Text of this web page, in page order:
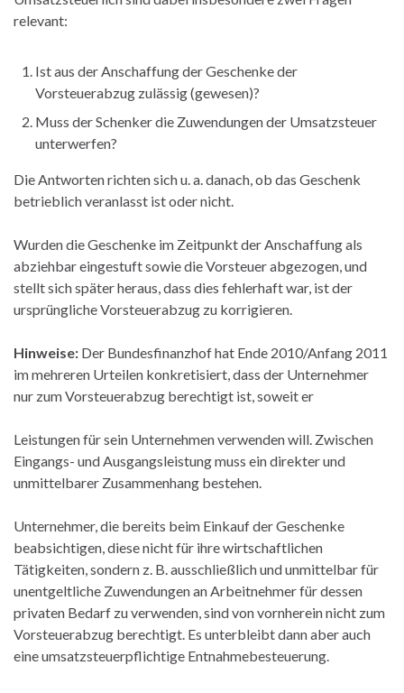
relevant:
Ist aus der Anschaffung der Geschenke der
Vorsteuerabzug zulässig (gewesen)?
Muss der Schenker die Zuwendungen der Umsatzsteuer
unterwerfen?
Die Antworten richten sich u. a. danach, ob das Geschenk
betrieblich veranlasst ist oder nicht.
Wurden die Geschenke im Zeitpunkt der Anschaffung als
abziehbar eingestuft sowie die Vorsteuer abgezogen, und
stellt sich später heraus, dass dies fehlerhaft war, ist der
ursprüngliche Vorsteuerabzug zu korrigieren.
Hinweise: Der Bundesfinanzhof hat Ende 2010/Anfang 2011
im mehreren Urteilen konkretisiert, dass der Unternehmer
nur zum Vorsteuerabzug berechtigt ist, soweit er
Leistungen für sein Unternehmen verwenden will. Zwischen
Eingangs- und Ausgangsleistung muss ein direkter und
unmittelbarer Zusammenhang bestehen.
Unternehmer, die bereits beim Einkauf der Geschenke
beabsichtigen, diese nicht für ihre wirtschaftlichen
Tätigkeiten, sondern z. B. ausschließlich und unmittelbar für
unentgeltliche Zuwendungen an Arbeitnehmer für dessen
privaten Bedarf zu verwenden, sind von vornherein nicht zum
Vorsteuerabzug berechtigt. Es unterbleibt dann aber auch
eine umsatzsteuerpflichtige Entnahmebesteuerung.